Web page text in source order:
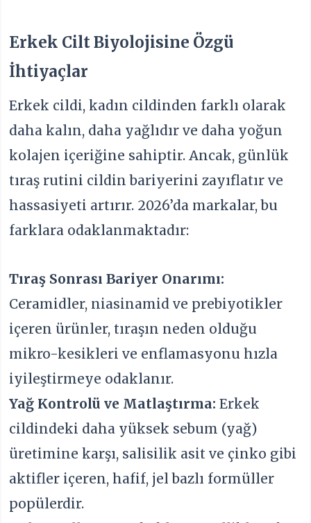
Erkek Cilt Biyolojisine Özgü
İhtiyaçlar
Erkek cildi, kadın cildinden farklı olarak
daha kalın, daha yağlıdır ve daha yoğun
kolajen içeriğine sahiptir. Ancak, günlük
tıraş rutini cildin bariyerini zayıflatır ve
hassasiyeti artırır. 2026’da markalar, bu
farklara odaklanmaktadır:
Tıraş Sonrası Bariyer Onarımı:
Ceramidler, niasinamid ve prebiyotikler
içeren ürünler, tıraşın neden olduğu
mikro-kesikleri ve enflamasyonu hızla
iyileştirmeye odaklanır.
Yağ Kontrolü ve Matlaştırma: Erkek
cildindeki daha yüksek sebum (yağ)
üretimine karşı, salisilik asit ve çinko gibi
aktifler içeren, hafif, jel bazlı formüller
popülerdir.